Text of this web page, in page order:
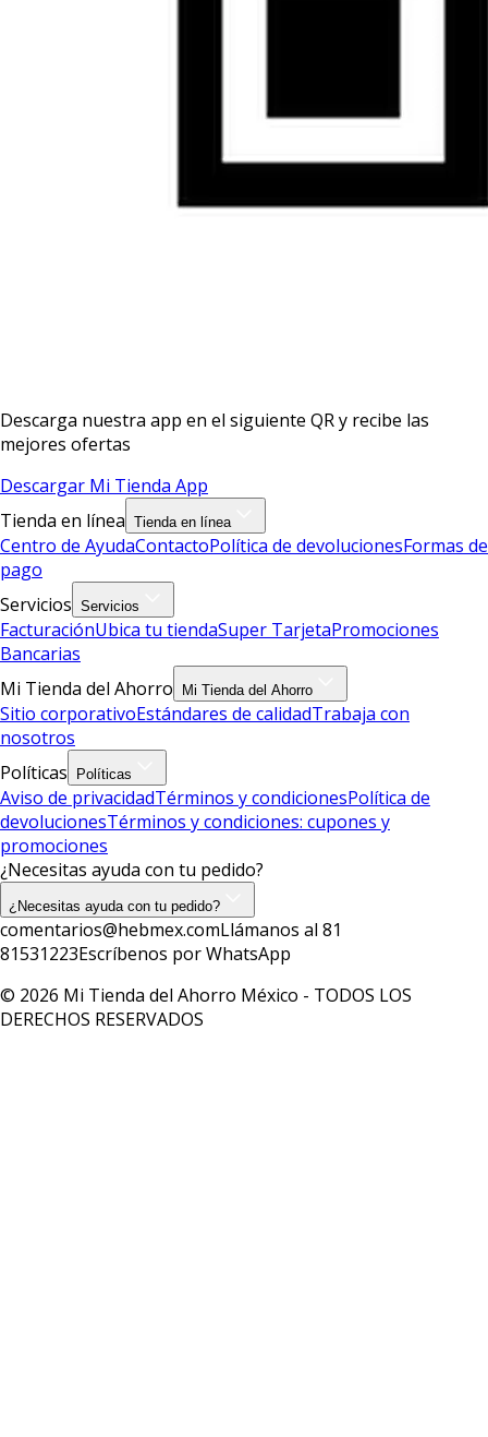
Descarga nuestra app en el siguiente QR y recibe las
mejores ofertas
Descargar Mi Tienda App
Tienda en línea Tienda en línea
Centro de AyudaContactoPolítica de devolucionesFormas de
pago
Servicios Servicios
FacturaciónUbica tu tiendaSuper TarjetaPromociones
Bancarias
Mi Tienda del Ahorro
Mi Tienda del Ahorro
Sitio corporativoEstándares de calidadTrabaja con
nosotros
Políticas
Políticas
Aviso de privacidadTérminos y condicionesPolítica de
devolucionesTérminos y condiciones: cupones y
promociones
¿Necesitas ayuda con tu pedido?
¿Necesitas ayuda con tu pedido?
comentarios@hebmex.comLlámanos al 81
81531223Escríbenos por WhatsApp
© 2026 Mi Tienda del Ahorro México - TODOS LOS
DERECHOS RESERVADOS